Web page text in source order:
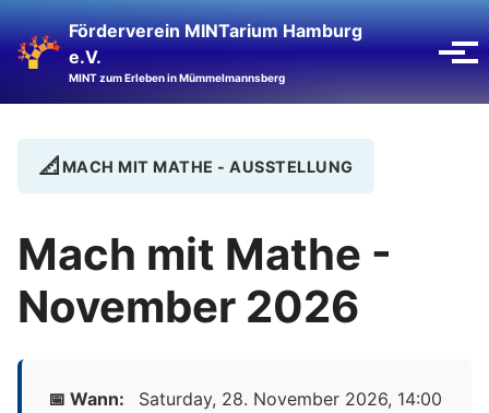
Zur Hauptnavigation springen
Zum Inhalt springen
Zur Fußzeile springen
Förderverein MINTarium Hamburg
e.V.
MINT zum Erleben in Mümmelmannsberg
Suche
📐 MACH MIT MATHE - AUSSTELLUNG
Mach mit Mathe -
November 2026
📅 Wann:
Saturday, 28. November 2026, 14:00